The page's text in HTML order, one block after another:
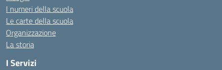
I numeri della scuola
Le carte della scuola
Organizzazione
La storia
I Servizi